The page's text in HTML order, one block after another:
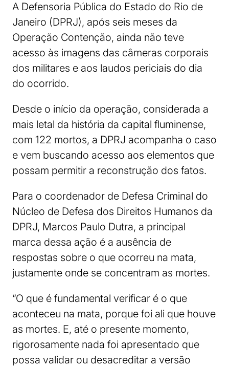
A Defensoria Pública do Estado do Rio de
Janeiro (DPRJ), após seis meses da
Operação Contenção, ainda não teve
acesso às imagens das câmeras corporais
dos militares e aos laudos periciais do dia
do ocorrido.
Desde o início da operação, considerada a
mais letal da história da capital fluminense,
com 122 mortos, a DPRJ acompanha o caso
e vem buscando acesso aos elementos que
possam permitir a reconstrução dos fatos.
Para o coordenador de Defesa Criminal do
Núcleo de Defesa dos Direitos Humanos da
DPRJ, Marcos Paulo Dutra, a principal
marca dessa ação é a ausência de
respostas sobre o que ocorreu na mata,
justamente onde se concentram as mortes.
“O que é fundamental verificar é o que
aconteceu na mata, porque foi ali que houve
as mortes. E, até o presente momento,
rigorosamente nada foi apresentado que
possa validar ou desacreditar a versão